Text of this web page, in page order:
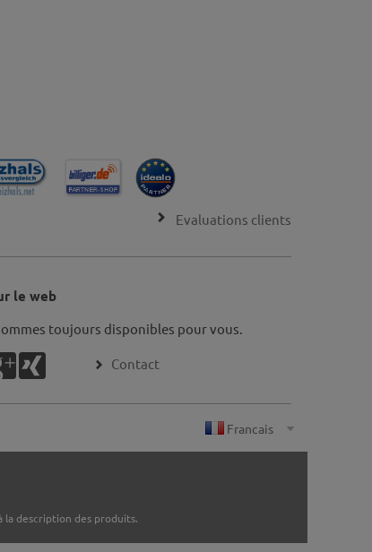
Evaluations clients
le web
toujours disponibles pour vous.
Contact
la description des produits.